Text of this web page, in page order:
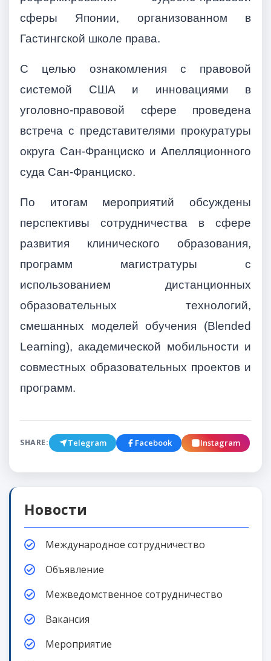
сферы Японии, организованном в
Гастингской школе права.
С целью ознакомления с правовой
системой США и инновациями в
уголовно-правовой сфере проведена
встреча с представителями прокуратуры
округа Сан-Франциско и Апелляционного
суда Сан-Франциско.
По итогам мероприятий обсуждены
перспективы сотрудничества в сфере
развития клинического образования,
программ магистратуры с
использованием дистанционных
образовательных технологий,
смешанных моделей обучения (Blended
Learning), академической мобильности и
совместных образовательных проектов и
программ.
SHARE: Telegram Facebook Instagram
Новости
Международное сотрудничество
Объявление
Межведомственное сотрудничество
Вакансия
Мероприятие